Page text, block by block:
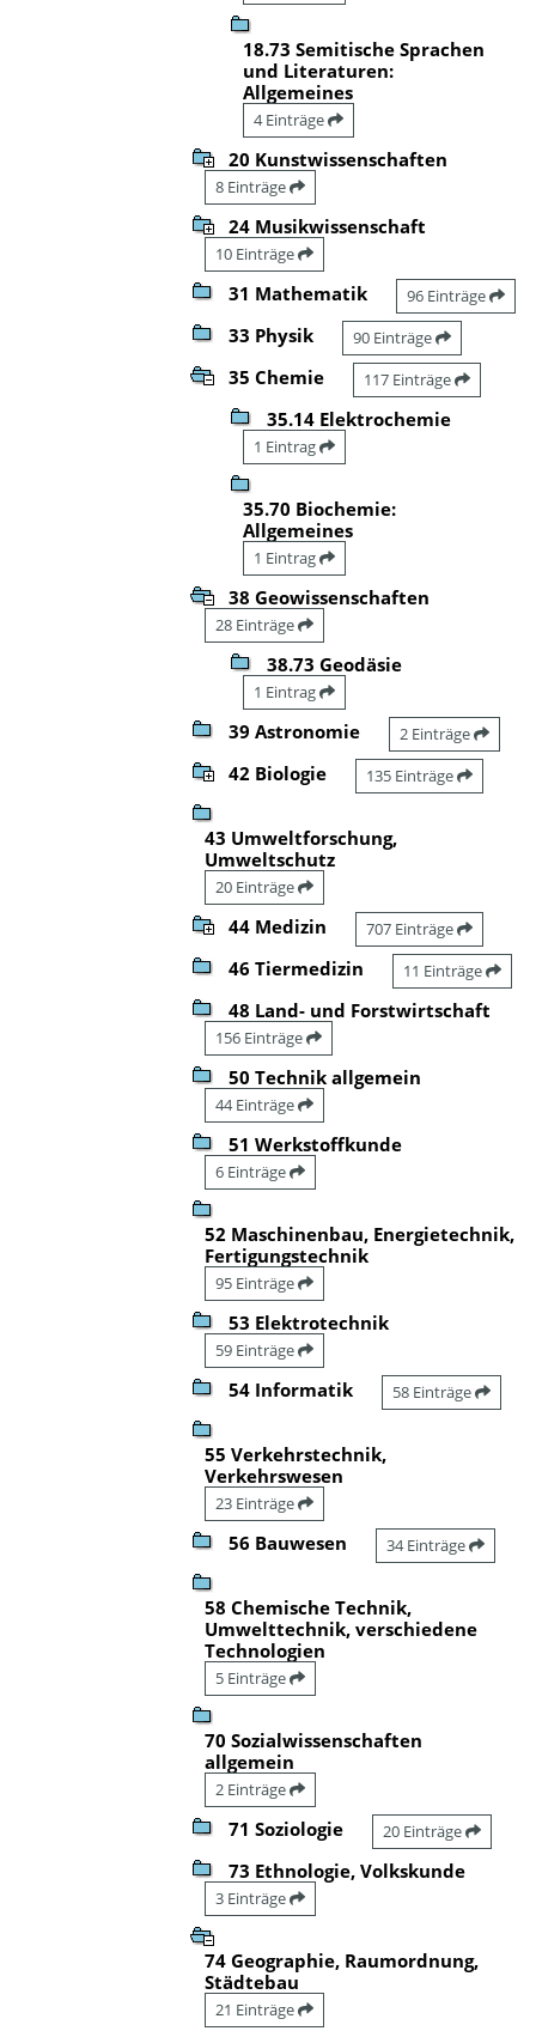
18.73 Semitische Sprachen
und Literaturen:
Allgemeines
4 Einträge
20 Kunstwissenschaften
8 Einträge
24 Musikwissenschaft
10 Einträge
31 Mathematik 96 Einträge
33 Physik 90 Einträge
35 Chemie 117 Einträge
35.14 Elektrochemie
1 Eintrag
35.70 Biochemie:
Allgemeines
1 Eintrag
38 Geowissenschaften
28 Einträge
38.73 Geodäsie
1 Eintrag
39 Astronomie 2 Einträge
42 Biologie 135 Einträge
43 Umweltforschung,
Umweltschutz
20 Einträge
44 Medizin 707 Einträge
46 Tiermedizin 11 Einträge
48 Land- und Forstwirtschaft
156 Einträge
50 Technik allgemein
44 Einträge
51 Werkstoffkunde
6 Einträge
52 Maschinenbau, Energietechnik,
Fertigungstechnik
95 Einträge
53 Elektrotechnik
59 Einträge
54 Informatik 58 Einträge
55 Verkehrstechnik,
Verkehrswesen
23 Einträge
56 Bauwesen 34 Einträge
58 Chemische Technik,
Umwelttechnik, verschiedene
Technologien
5 Einträge
70 Sozialwissenschaften
allgemein
2 Einträge
71 Soziologie 20 Einträge
73 Ethnologie, Volkskunde
3 Einträge
74 Geographie, Raumordnung,
Städtebau
21 Einträge